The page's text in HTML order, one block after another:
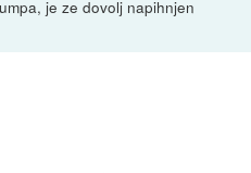
je ze dovolj napihnjen